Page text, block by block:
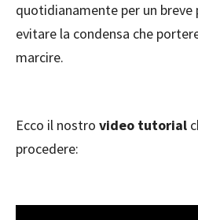
quotidianamente per un
evitare la condensa che
marcire.
Ecco il nostro video tutorial
procedere: